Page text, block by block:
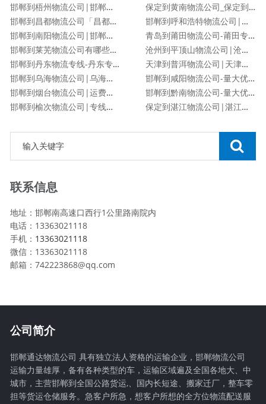
邯郸到梧州物流公司|邯郸到梧州物流专线
邯郸到昌都物流公司「昌都专线」
邯郸到南阳物流公司|邯郸到南阳货运专线
邯郸到莱芜物流公司有哪些专线
邯郸到丹东物流专线-丹东专线
邯郸到乌海物流公司|乌海专线
邯郸到烟台物流公司|运费查询
邯郸到榆次物流公司|专线直达
保定到黄南物流公司_保定到黄南物流专线
邯郸到呼和浩特物流公司|邯郸到呼和浩特物流专线
青岛到莆田物流公司-莆田专线
沧州到平顶山物流公司|沧州到平顶山物流专线
天津到普洱物流公司|天津到普洱物流专线
邯郸到咸阳物流公司-量大优惠「价格优惠」
邯郸到黔南物流公司-量大优惠「价格优惠」
保定到湛江物流公司|湛江专线
联系信息
地址：邯郸南高速口西行1公里路南院内
电话：13363021118
手机： 13363021118
微信：13363021118
邮箱：742223868@qq.com
公司简介
邯郸通达物流公司 具有独立法人资格的运输企业，邯郸物流公司
运输力量雄厚，备有各种类型的车，运输区域遍及全国各地大、中
城市，主营邯郸到全国公路货运,、国内长短途、搬家迁厂，整车零
担等货运仓储服务。急客户所急，想客户所想的全方位物流配送服